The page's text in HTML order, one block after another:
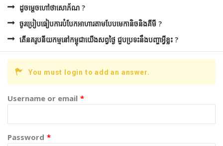
ដូចម្ដេចហៅថាសោភ័ណ ?
ចូរប្រៀបធៀបការបំបែកអាហារតាមបែបមេកានិចនិងគីមី ?
តើនគរូបនីយកម្មនៅកម្ពុជាយើងសព្វថ្ងៃ ជួបប្រទះនឹងបញ្ហាអ្វីខ្លះ ?
You must login to add an answer.
Username or email *
Password *